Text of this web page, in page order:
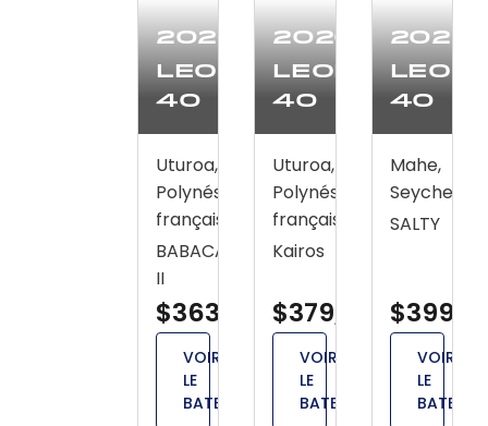
2020
Leopard
40
Uturoa,
Polynésie
française
BABACAR
II
$363,800
VOIR
LE
BATEAU
2020
Leopard
40
Uturoa,
Polynésie
française
Kairos
$379,900
VOIR
LE
BATEAU
2020
40
Mahe,
Seychelles
SALTY
VOIR
LE
BATEAU